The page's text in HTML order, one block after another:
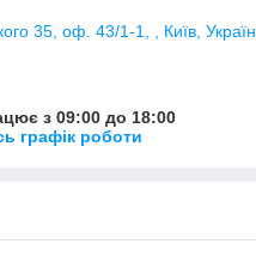
35, оф. 43/1-1, , Київ,
з 09:00 до 18:00
графік роботи